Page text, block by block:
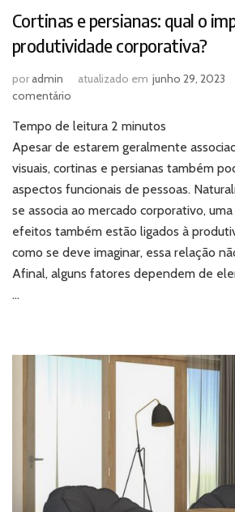
Cortinas e persianas: qual o
produtividade corporativa?
poradmin atualizado em junho 29, 2023
comentário
e
persianas:
qual
impacto
na
produtividade
corporativa?
Tempo de leitura 2 minutos
Apesar de estarem geralmente
visuais, cortinas e persianas também
aspectos funcionais de pessoas.
se associa ao mercado corporativo,
efeitos também estão ligados à
como se deve imaginar, essa relação
Afinal, alguns fatores dependem de
…